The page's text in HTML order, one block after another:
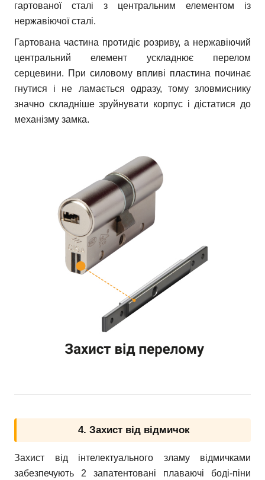
гартованої сталі з центральним елементом із
нержавіючої сталі.
Гартована частина протидіє розриву, а нержавіючий
центральний елемент ускладнює перелом
серцевини. При силовому впливі пластина починає
гнутися і не ламається одразу, тому зловмиснику
значно складніше зруйнувати корпус і дістатися до
механізму замка.
4. Захист від відмичок
Захист від інтелектуального зламу відмичками
забезпечують 2 запатентовані плаваючі боді-піни